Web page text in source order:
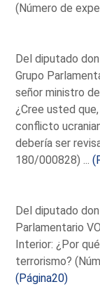
(Número de
Del diputado
Grupo
señor ministro
¿Cree usted
conflicto
debería ser
180/000828) ...
Del diputado
Parlamentario
Interior: ¿Por
terrorismo?
(Página20)